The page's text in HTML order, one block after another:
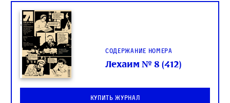
Содержание номера
Лехаим № 8 (412)
Купить журнал